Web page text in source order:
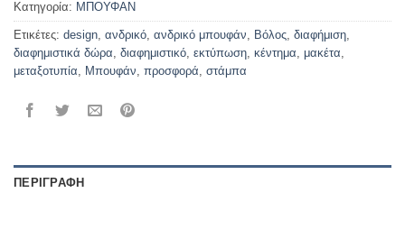
Κατηγορία: ΜΠΟΥΦΑΝ
Ετικέτες: design, ανδρικό, ανδρικό μπουφάν, Βόλος, διαφήμιση,
διαφημιστικά δώρα, διαφημιστικό, εκτύπωση, κέντημα, μακέτα,
μεταξοτυπία, Μπουφάν, προσφορά, στάμπα
ΠΕΡΙΓΡΑΦΉ